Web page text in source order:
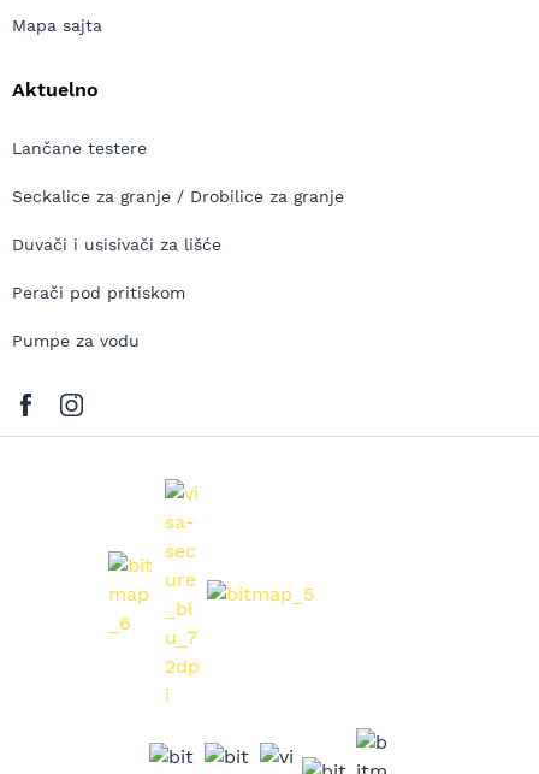
Mapa sajta
Aktuelno
Lančane testere
Seckalice za granje / Drobilice za granje
Duvači i usisivači za lišće
Perači pod pritiskom
Pumpe za vodu